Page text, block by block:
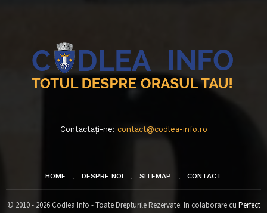
Contactați-ne: contact@codlea-info.ro
HOME DESPRE NOI SITEMAP CONTACT
© 2010 - 2026 Codlea Info - Toate Drepturile Rezervate. In colaborare cu Perfect